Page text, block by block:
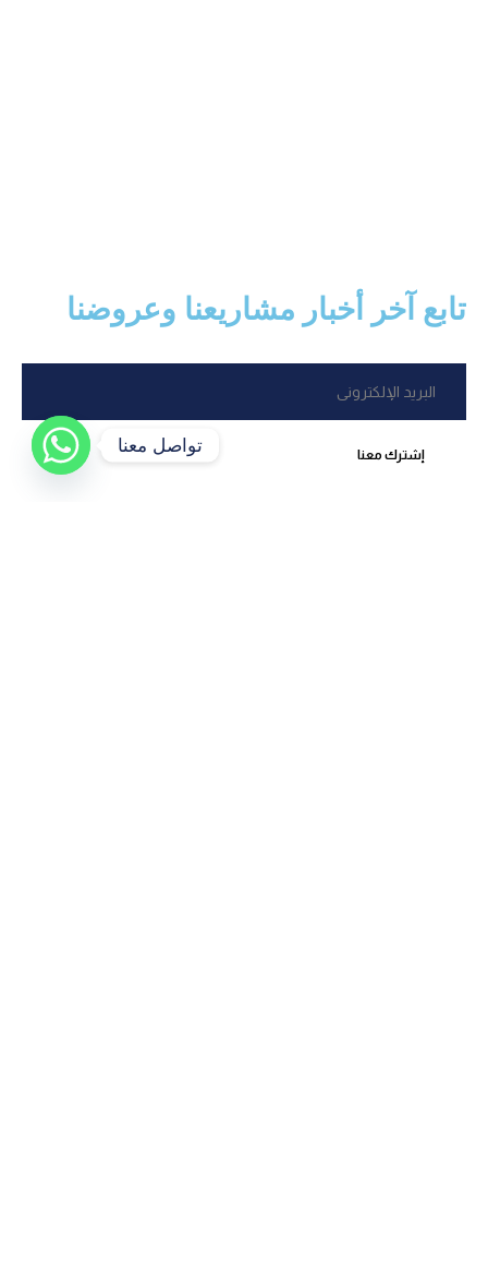
تابع آخر أخبار مشاريعنا وعروضنا
إشترك معنا تواصل معنا